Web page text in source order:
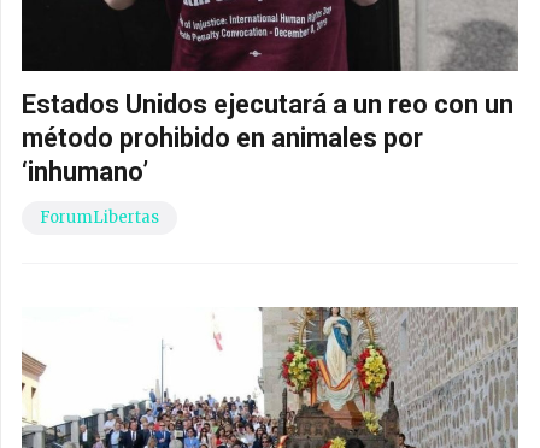
Estados Unidos ejecutará a un reo con un
método prohibido en animales por
‘inhumano’
ForumLibertas